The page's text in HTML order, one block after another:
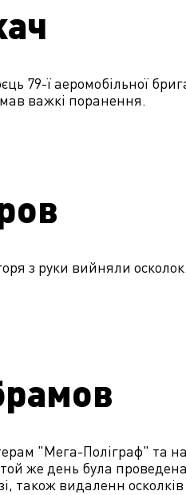
79-ї аеромобільної
важкі поранення.
з руки вийняли
"Мега-Поліграф" та
же день була
також видаленн